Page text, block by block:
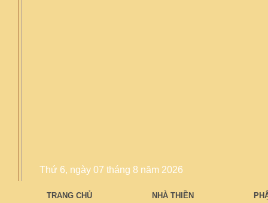
Thứ 6, ngày 07 tháng 8 năm 2026
TRANG CHỦ NHÀ THIỀN